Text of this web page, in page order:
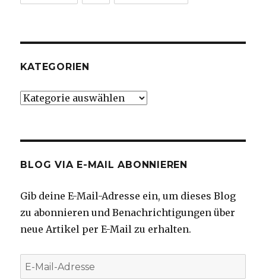
KATEGORIEN
Kategorien
BLOG VIA E-MAIL ABONNIEREN
Gib deine E-Mail-Adresse ein, um dieses Blog
zu abonnieren und Benachrichtigungen über
neue Artikel per E-Mail zu erhalten.
E-